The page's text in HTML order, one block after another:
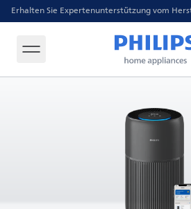
Erhalten Sie Expertenunterstützung vom